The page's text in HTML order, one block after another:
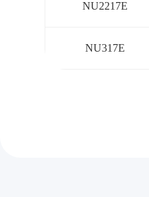
NU2217E
NU317E